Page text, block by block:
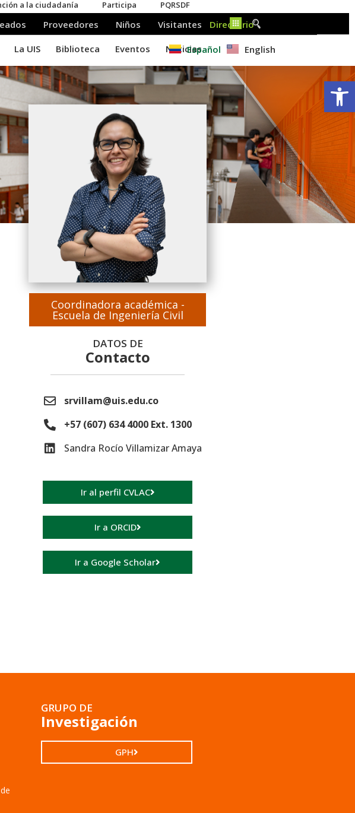
Español English
Coordinadora académica -
Escuela de Ingeniería Civil
DATOS DE
Contacto
srvillam@uis.edu.co
+57 (607) 634 4000 Ext. 1300
Sandra Rocío Villamizar Amaya
Ir al perfil CVLAC
Ir a ORCID
Ir a Google Scholar
GRUPO DE
Investigación
GPH